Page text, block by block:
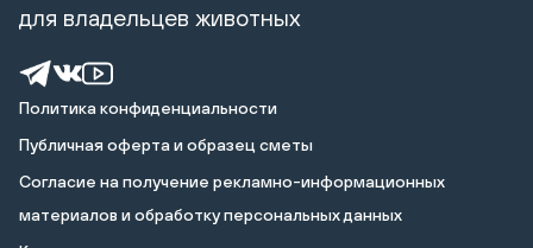
Политика конфиденциальности
Публичная оферта и образец сметы
Cогласие на получение рекламно-информационных
материалов и обработку персональных данных
для владельцев животных